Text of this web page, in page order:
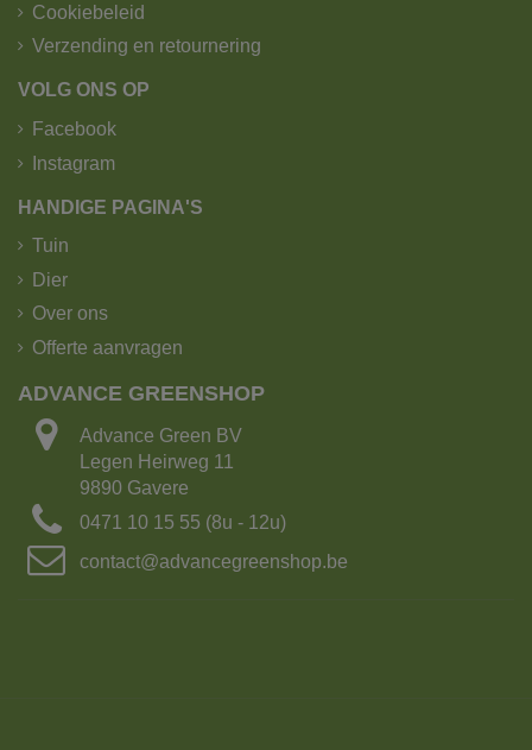
Cookiebeleid
Verzending en retournering
VOLG ONS OP
Facebook
Instagram
HANDIGE PAGINA'S
Tuin
Dier
Over ons
Offerte aanvragen
ADVANCE GREENSHOP
Advance Green BV
Legen Heirweg 11
9890 Gavere
0471 10 15 55 (8u - 12u)
contact@advancegreenshop.be